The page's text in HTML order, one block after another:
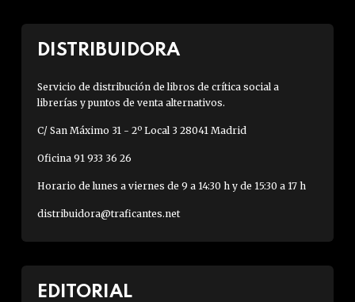
DISTRIBUIDORA
Servicio de distribución de libros de crítica social a
librerías y puntos de venta alternativos.
C/ San Máximo 31 - 2º Local 3 28041 Madrid
Oficina 91 933 36 26
Horario de lunes a viernes de 9 a 14:30 h y de 15:30 a 17 h
distribuidora@traficantes.net
EDITORIAL